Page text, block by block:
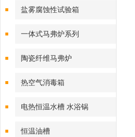
盐雾腐蚀性试验箱
一体式马弗炉系列
陶瓷纤维马弗炉
热空气消毒箱
电热恒温水槽 水浴锅
恒温油槽